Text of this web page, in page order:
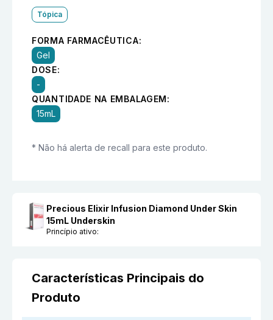
Tópica
FORMA FARMACÊUTICA:
Gel
DOSE:
-
QUANTIDADE NA EMBALAGEM:
15mL
* Não há alerta de recall para este produto.
Precious Elixir Infusion Diamond Under Skin
15mL Underskin
Princípio ativo:
Características Principais do
Produto